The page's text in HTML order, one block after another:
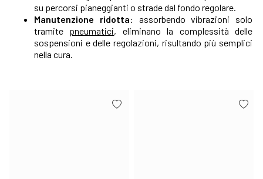
su percorsi pianeggianti o strade dal fondo regolare.
Manutenzione ridotta: assorbendo vibrazioni solo
tramite pneumatici, eliminano la complessità delle
sospensioni e delle regolazioni, risultando più semplici
nella cura.